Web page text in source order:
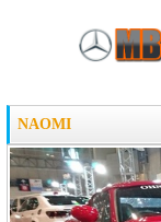
NAOMI